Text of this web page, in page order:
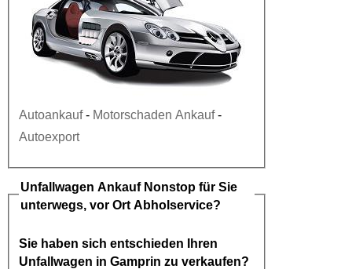
Autoankauf- Motorschaden Ankauf-
Autoexport
Unfallwagen AnkaufNonstop für Sie
unterwegs, vor Ort Abholservice?
Sie haben sich entschieden Ihren
Unfallwagen in Gamprin zu verkaufen?